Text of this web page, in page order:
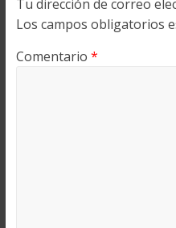
Tu dirección de correo
Los campos obligatorios
Comentario *